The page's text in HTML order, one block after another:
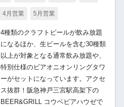
4月営業 5月営業
4種類のクラフトビールが飲み放題
になるほか、生ビールを含む30種類
以上が対象となる通常飲み放題や、
特別仕様のビアオニオンリングタワ
ーがセットになっています。アクセ
ス抜群！阪急神戸三宮駅高架下の
BEER&GRILL コウベビアハウゼで